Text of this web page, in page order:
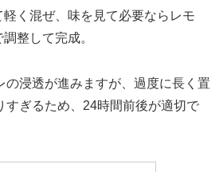
軽く混ぜ、味を見て必要ならレモ
整して完成。
の浸透が進みますが、過度に長く置
すぎるため、24時間前後が適切で